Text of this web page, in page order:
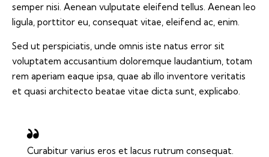
semper nisi. Aenean vulputate eleifend tellus. Aenean leo
ligula, porttitor eu, consequat vitae, eleifend ac, enim.
Sed ut perspiciatis, unde omnis iste natus error sit
voluptatem accusantium doloremque laudantium, totam
rem aperiam eaque ipsa, quae ab illo inventore veritatis
et quasi architecto beatae vitae dicta sunt, explicabo.
Curabitur varius eros et lacus rutrum consequat.